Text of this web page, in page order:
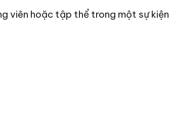
viên hoặc tập thể trong một sự kiện